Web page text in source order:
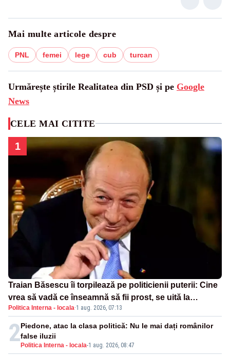
Mai multe articole despre
PNL femei lege cub turcan
Urmărește știrile Realitatea din PSD și pe Google
News
CELE MAI CITITE
1
Traian Băsescu îi torpilează pe politicienii puterii: Cine
vrea să vadă ce înseamnă să fii prost, se uită la
România
Politica Interna - locala·1 aug. 2026, 07:13
2 Politica Interna - locala-1 aug. 2026, 08:47
Piedone, atac la clasa politică: Nu le mai dați românilor
false iluzii